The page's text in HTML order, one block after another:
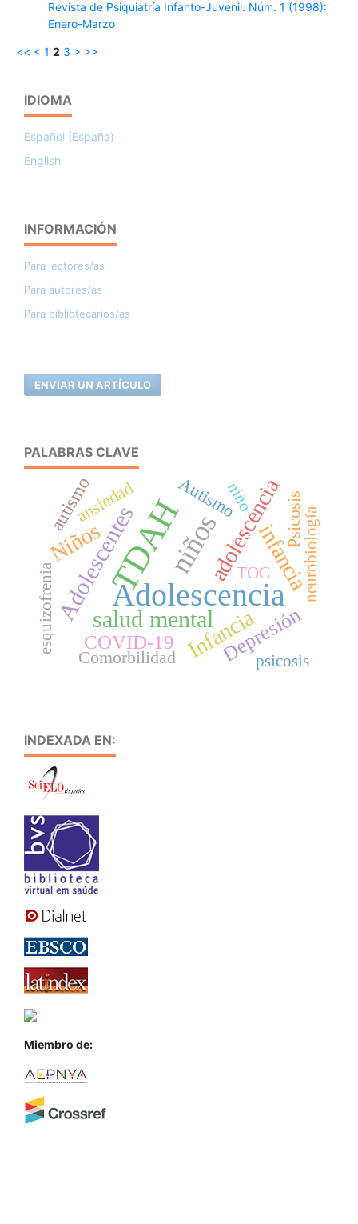
Revista de Psiquiatría Infanto-Juvenil: Núm. 1 (1998):
Enero-Marzo
<< < 1 2 3 > >>
IDIOMA
Español (España)
English
INFORMACIÓN
Para lectores/as
Para autores/as
Para bibliotecarios/as
ENVIAR UN ARTÍCULO
PALABRAS CLAVE
TDAH
Adolescencia
niños
Adolescentes
salud mentalInfancia
adolescencia
Niños infancia
Depresión
COVID-19
autismo Autismo Psicosis
ansiedad
Comorbilidad
TOC
psicosis
neurobiología
niño
esquizofrenia
INDEXADA EN:
Miembro de: